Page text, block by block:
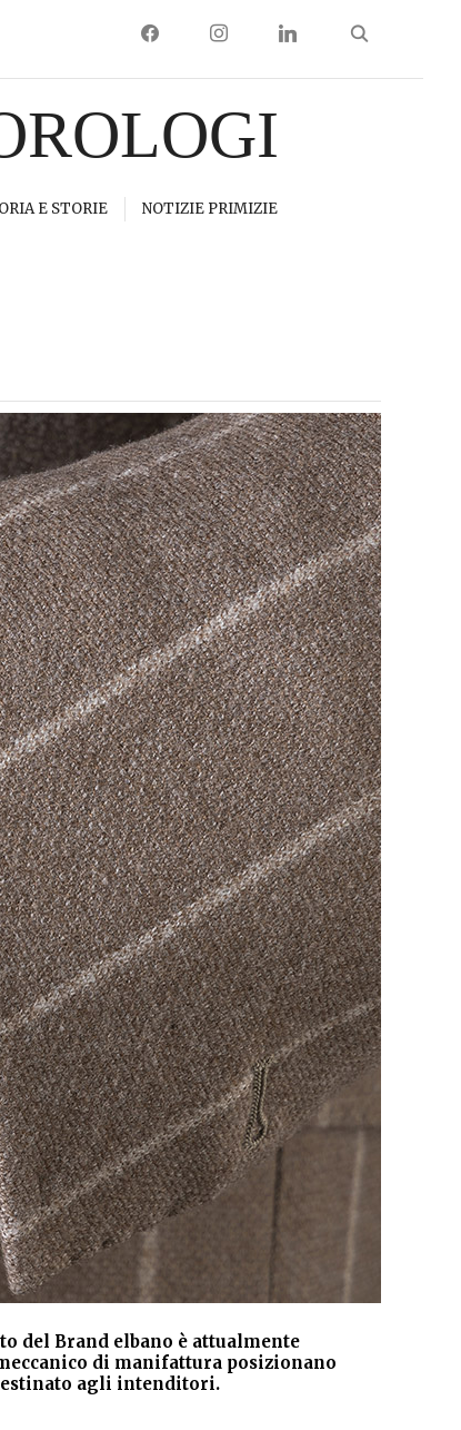
FACEBOOKINSTAGRAMLINKEDIN
E STORIE NOTIZIE PRIMIZIE
del Brand elbano è attualmente
di manifattura posizionano
agli intenditori.